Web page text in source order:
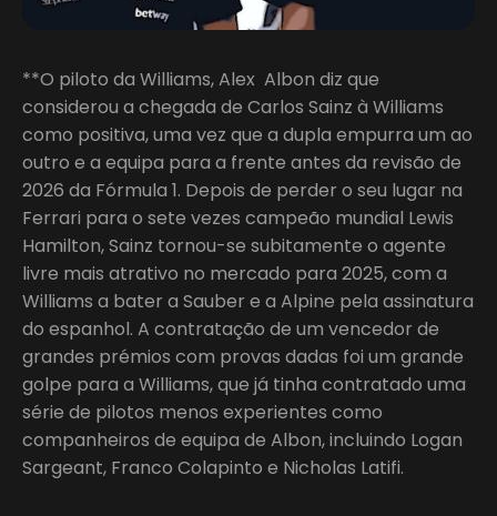
**O piloto da Williams, Alex Albon diz que
considerou a chegada de Carlos Sainz à Williams
como positiva, uma vez que a dupla empurra um ao
outro e a equipa para a frente antes da revisão de
2026 da Fórmula 1. Depois de perder o seu lugar na
Ferrari para o sete vezes campeão mundial Lewis
Hamilton, Sainz tornou-se subitamente o agente
livre mais atrativo no mercado para 2025, com a
Williams a bater a Sauber e a Alpine pela assinatura
do espanhol. A contratação de um vencedor de
grandes prémios com provas dadas foi um grande
golpe para a Williams, que já tinha contratado uma
série de pilotos menos experientes como
companheiros de equipa de Albon, incluindo Logan
Sargeant, Franco Colapinto e Nicholas Latifi.